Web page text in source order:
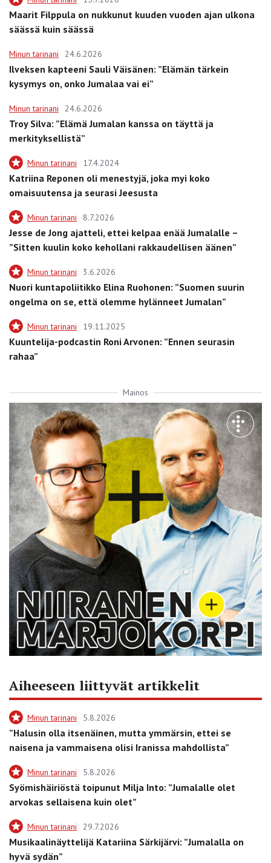
Maarit Filppula on nukkunut kuuden vuoden ajan ulkona
säässä kuin säässä
Minun tarinani 24.6.2026
Ilveksen kapteeni Sauli Väisänen: ”Elämän tärkein
kysymys on, onko Jumalaa vai ei”
Minun tarinani 24.6.2026
Troy Silva: ”Elämä Jumalan kanssa on täyttä ja
merkityksellistä”
Minun tarinani 17.4.2024
Katriina Reponen oli menestyjä, joka myi koko
omaisuutensa ja seurasi Jeesusta
Minun tarinani 8.7.2026
Jesse de Jong ajatteli, ettei kelpaa enää Jumalalle –
”Sitten kuulin koko kehollani rakkaudellisen äänen”
Minun tarinani 3.6.2026
Nuori kuntapoliitikko Elina Ruohonen: ”Suomen suurin
ongelma on se, että olemme hylänneet Jumalan”
Minun tarinani 19.11.2025
Kuuntelija-podcastin Roni Arvonen: ”Ennen seurasin
rahaa”
Mainos
Aiheeseen liittyvät artikkelit
Minun tarinani 5.8.2026
”Halusin olla itsenäinen, mutta ymmärsin, ettei se
naisena ja vammaisena olisi Iranissa mahdollista”
Minun tarinani 5.8.2026
Syömishäiriöstä toipunut Milja Into: ”Jumalalle olet
arvokas sellaisena kuin olet”
Minun tarinani 29.7.2026
Musikaalinäyttelijä Katariina Särkijärvi: ”Jumalalla on
hyvä sydän”